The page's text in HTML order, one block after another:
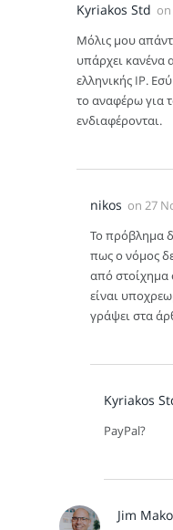
Kyriakos Std on
Μόλις μου
υπάρχει
ελληνικής IP.
το αναφέρω για
ενδιαφέρονται.
nikos on 27
Το πρόβλημα
πως ο νόμος
από στοίχημα
είναι
γράψει στα
Kyriakos
PayPal?
Jim